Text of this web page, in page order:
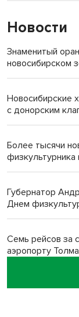
Новости
Знаменитый
новосибирском
Новосибирские
с донорским
Более тысячи
Губернатор
Днем
Семь рейсов за
аэропорту
В Новосибирске